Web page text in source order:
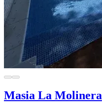
Masia La Molinera